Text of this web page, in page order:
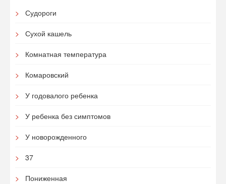
Судороги
Сухой кашель
Комнатная температура
Комаровский
У годовалого ребенка
У ребенка без симптомов
У новорожденного
37
Пониженная